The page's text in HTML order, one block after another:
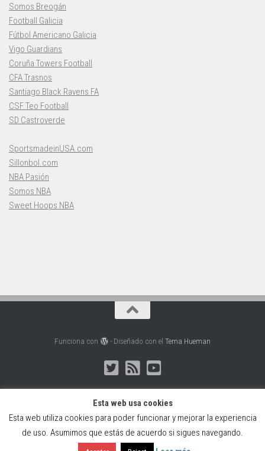
Somos Breogán
Football Galicia
Fútbol Americano Galicia
Vigo Guardians
Coruña Towers Football
CFA Trasnos
Santiago Black Ravens FA
CSF Teo Football
SD Castroverde
SportsmadeinUSA.com
Sillonbol.com
NBA Pasión
Somos NBA
Sweet Hoops NBA
Funciona con - Diseñado con el Tema Hueman
Web creada, alojada y mantenida por Café Dixital SL - 2026.
Visítanos enhttps://cafedixital.como ponte en contacto con
nosotros en
info@cafedixital.com
Esta web usa cookies
Esta web utiliza cookies para poder funcionar y mejorar la experiencia
de uso. Asumimos que estás de acuerdo si sigues navegando.